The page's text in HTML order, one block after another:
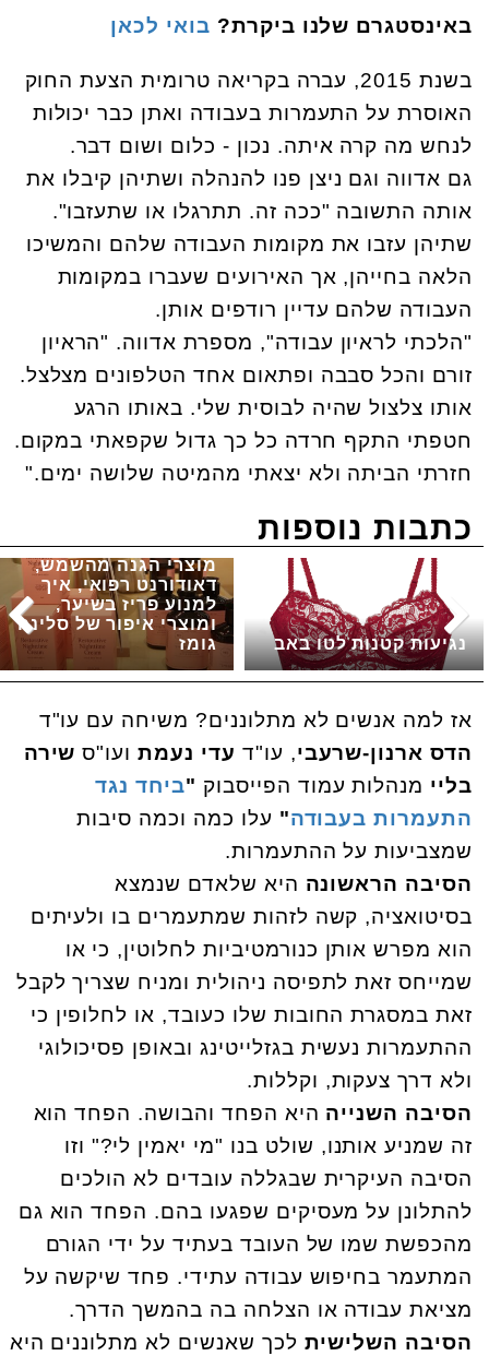
באינסטגרם שלנו ביקרת? בואי לכאן
בשנת 2015, עברה בקריאה טרומית הצעת החוק
האוסרת על התעמרות בעבודה ואתן כבר יכולות
לנחש מה קרה איתה. נכון - כלום ושום דבר.
גם אדווה וגם ניצן פנו להנהלה ושתיהן קיבלו את
אותה התשובה "ככה זה. תתרגלו או שתעזבו".
שתיהן עזבו את מקומות העבודה שלהם והמשיכו
הלאה בחייהן, אך האירועים שעברו במקומות
העבודה שלהם עדיין רודפים אותן.
"הלכתי לראיון עבודה", מספרת אדווה. "הראיון
זורם והכל סבבה ופתאום אחד הטלפונים מצלצל.
אותו צלצול שהיה לבוסית שלי. באותו הרגע
חטפתי התקף חרדה כל כך גדול שקפאתי במקום.
חזרתי הביתה ולא יצאתי מהמיטה שלושה ימים."
כתבות נוספות
מוצרי הגנה מהשמש,
דאודורנט רפואי, איך
למנוע פריז בשיער,
ומוצרי איפור של סלינה
גומז
נגיעות קטנות לטו באב
אז למה אנשים לא מתלוננים? משיחה עם עו"ד
הדס ארנון-שרעבי, עו"ד עדי נעמתועו"ס שירה
בליי מנהלות עמוד הפייסבוק "ביחד נגד
התעמרות בעבודה" עלו כמה וכמה סיבות
שמצביעות על ההתעמרות.
הסיבה הראשונה היא שלאדם שנמצא
בסיטואציה, קשה לזהות שמתעמרים בו ולעיתים
הוא מפרש אותן כנורמטיביות לחלוטין, כי או
שמייחס זאת לתפיסה ניהולית ומניח שצריך לקבל
זאת במסגרת החובות שלו כעובד, או לחלופין כי
ההתעמרות נעשית בגזלייטינג ובאופן פסיכולוגי
ולא דרך צעקות, וקללות.
הסיבה השנייה היא הפחד והבושה. הפחד הוא
זה שמניע אותנו, שולט בנו "מי יאמין לי?" וזו
הסיבה העיקרית שבגללה עובדים לא הולכים
להתלונן על מעסיקים שפגעו בהם. הפחד הוא גם
מהכפשת שמו של העובד בעתיד על ידי הגורם
המתעמר בחיפוש עבודה עתידי. פחד שיקשה על
מציאת עבודה או הצלחה בה בהמשך הדרך.
הסיבה השלישית לכך שאנשים לא מתלוננים היא